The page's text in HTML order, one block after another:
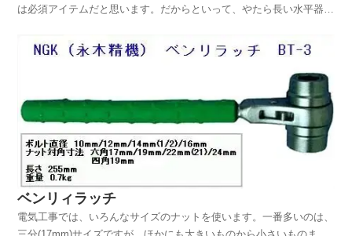
は必須アイテムだと思います。だからといって、やたら長い水平器は
うことがないと思います。実際私も永年電気工事士として現場に出て
いますが、他の業者のように長い水平器を使ってる電気工...
ベンリィラッチ
電気工事では、いろんなサイズのナットを使います。一番多いのは、